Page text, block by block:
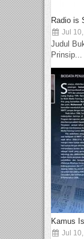
Radio is
Jul
Judul
Prinsip...
Kamus
Jul